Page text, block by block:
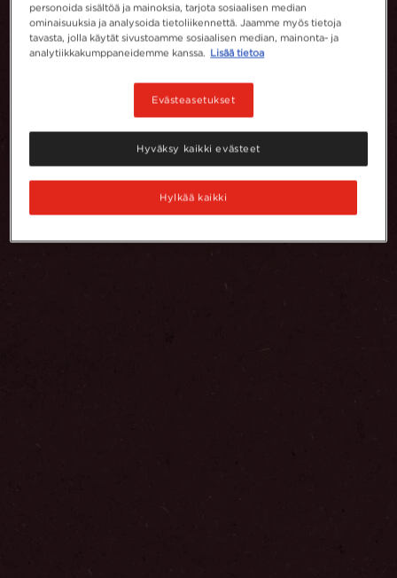
personoida sisältöä ja mainoksia, tarjota sosiaalisen median
ominaisuuksia ja analysoida tietoliikennettä. Jaamme myös tietoja
tavasta, jolla käytät sivustoamme sosiaalisen median, mainonta- ja
analytiikkakumppaneidemme kanssa. Lisää tietoa
Evästeasetukset
Hylkää kaikki
Hyväksy kaikki evästeet